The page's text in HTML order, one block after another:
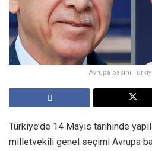
Avrupa basını
Türkiye’de 14 Mayıs tarihinde
milletvekili genel seçimi Avrupa